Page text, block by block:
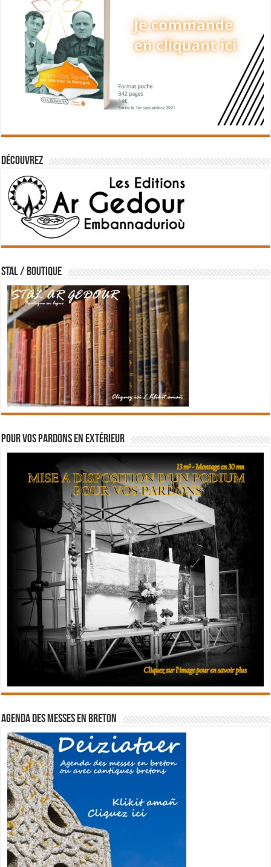
Découvrez
STAL / BOUTIQUE
Pour vos pardons en extérieur
Agenda des messes en breton